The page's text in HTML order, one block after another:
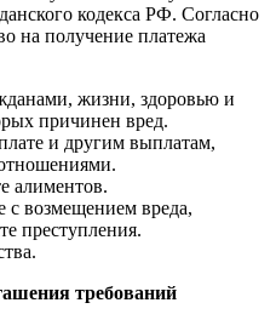
кодекса РФ. Согласно
на получение платежа
жизни, здоровью и
причинен вред.
и другим выплатам,
алиментов.
с возмещением вреда,
преступления.
требований